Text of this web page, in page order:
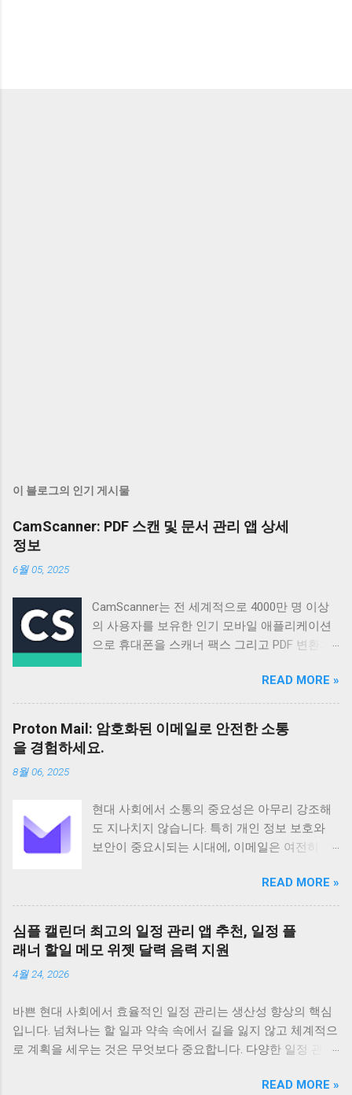
이 블로그의 인기 게시물
CamScanner: PDF 스캔 및 문서 관리 앱 상세
정보
6월 05, 2025
CamScanner는 전 세계적으로 4000만 명 이상
의 사용자를 보유한 인기 모바일 애플리케이션
으로 휴대폰을 스캐너 팩스 그리고 PDF 변환기
명 이상의 신규 사용자가 가입할 정도로 꾸준히
성장하고 있으며 다양한 기능과 편리한 사용성
으로 많은 사용자들의 호평을 받고 있습니다 이
앱은 단순한 스캔 기능을 넘어 문서 관리 공유
그리고 협업까지 지원하여 업무 효율성을 높이
이드 기반 애플리케이션으로 전 세계 200개 이
상의 국가와 지역에서 사용되고 있습니다
Android 5 이상 버전을 지원하며 전체 이용가 등
앱은 100만 건 이상의 다운로드 수를 기록하며
그 인기를 실감케 합니다 주요 기능으로는 문서
스캔 PDF 변환 텍스트 인식 문서 관리 공유 그리
고 협업 기능 등이 있습니다 특히 고급 이미지
트를 추출하고 편집할 수 있습니다 다양한 언어
를 지원하며 문서를 손쉽게 검색하고 관리할 수
있도록 태그 기능도 제공합니다 CamScanner의
주요 기능은 문서 스캔 기능에서 시작합니다 이
앱은 최첨단 이미지 처리 기술을 적용하여 사진
READ MORE »
Proton Mail: 암호화된 이메일로 안전한 소통
을 경험하세요.
8월 06, 2025
현대 사회에서 소통의 중요성은 아무리 강조해
도 지나치지 않습니다. 특히 개인 정보 보호와
보안이 중요시되는 시대에, 이메일은 여전히 가
로 자리 잡고 있습니다. 하지만 동시에 이메일은
해킹이나 정보 유출의 위험에 항상 노출되어 있
습니다. 이러한 불안감을 해소하고 사용자의 프
라이버시를 최우선으로 보호하기 위해 탄생한
것이 바로 Proton Mail입니다. 스위스에 기반을
일 서비스를 제공하며, 전 세계 수백만 명의 사
용자가 그 가치를 인정하고 있습니다. Proton
Mail은 단순한 이메일 서비스 제공을 넘어, 사용
READ MORE »
심플 캘린더 최고의 일정 관리 앱 추천, 일정 플
래너 할일 메모 위젯 달력 음력 지원
4월 24, 2026
바쁜 현대 사회에서 효율적인 일정 관리는 생산성 향상의 핵심
입니다. 넘쳐나는 할 일과 약속 속에서 길을 잃지 않고 체계적으
로 계획을 세우는 것은 무엇보다 중요합니다. 다양한 일정 관리
과 강력한 기능으로 많은 사용자들에게 사랑받고 있습니다. 오
READ MORE »